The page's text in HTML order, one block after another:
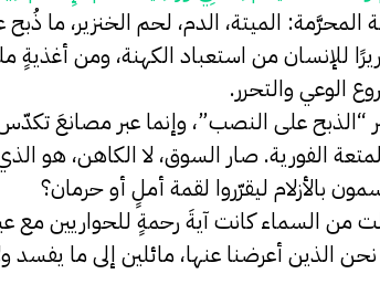
الميتة، الدم، لحم الخنزير، ما
للإنسان من استعباد الكهنة، ومن
الوعي والتحرر.
على النصب”، وإنما عبر مصانعَ تكدّس
الفورية. صار السوق، لا الكاهن، هو
ليقرّروا لقمة أملٍ أو حرمان؟
السماء كانت آيةَ رحمةٍ للحواريين مع
الذين أعرضنا عنها، مائلين إلى ما يفسد